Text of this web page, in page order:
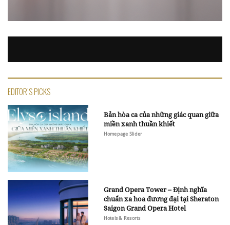
EDITOR'S PICKS
Bản hòa ca của những giác quan giữa
miền xanh thuần khiết
Homepage Slider
Grand Opera Tower – Định nghĩa
chuẩn xa hoa đương đại tại Sheraton
Saigon Grand Opera Hotel
Hotels & Resorts